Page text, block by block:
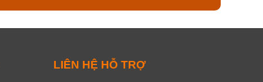
LIÊN HỆ HỖ TRỢ